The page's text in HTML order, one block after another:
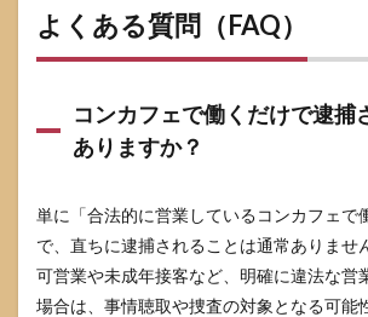
よくある質問（FAQ）
コンカフェで働くだけで逮捕
ありますか？
単に「合法的に営業しているコンカフェで
で、直ちに逮捕されることは通常ありませ
可営業や未成年接客など、明確に違法な営
場合は、事情聴取や捜査の対象となる可能